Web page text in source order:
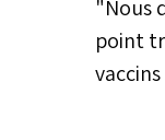
"Nous
point